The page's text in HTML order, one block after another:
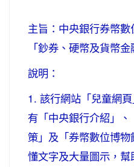
主旨：中央銀行券幣
「鈔券、硬幣及貨幣
說明：
1. 該行網站「兒童網
有「中央銀行介紹」
策」及「券幣數位博
懂文字及大量圖示，幫